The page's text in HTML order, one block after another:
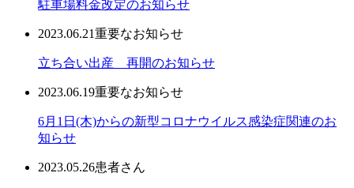
駐車場料金改定のお知らせ
2023.06.21重要なお知らせ
立ち合い出産 再開のお知らせ
2023.06.19重要なお知らせ
6月1日(木)からの新型コロナウイルス感染症関連のお
知らせ
2023.05.26患者さん